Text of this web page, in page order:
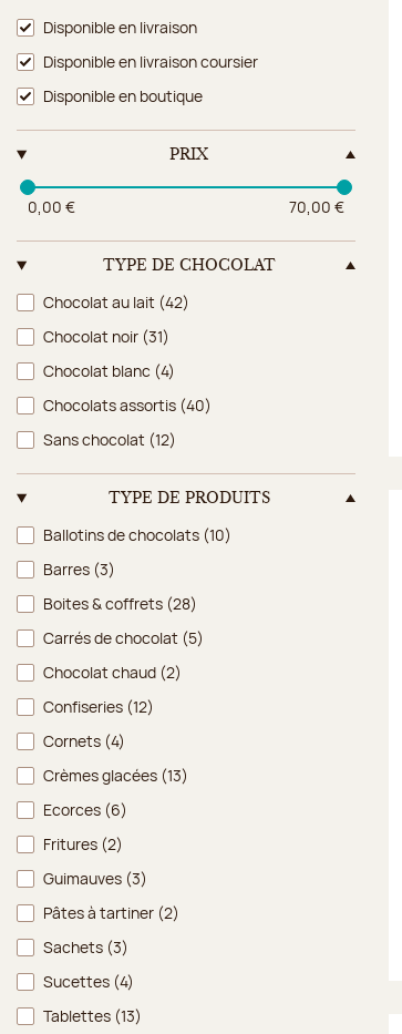
Disponibilité
Disponible en livraison
Disponible en livraison coursier
Disponible en boutique
PRIX
0,00 € 70,00 €
TYPE DE CHOCOLAT
Type de chocolat
Chocolat au lait (42)
Chocolat noir (31)
Chocolat blanc (4)
Chocolats assortis (40)
Sans chocolat (12)
TYPE DE PRODUITS
Type de produits
Ballotins de chocolats (10)
Barres (3)
Boites & coffrets (28)
Carrés de chocolat (5)
Chocolat chaud (2)
Confiseries (12)
Cornets (4)
Crèmes glacées (13)
Ecorces (6)
Fritures (2)
Guimauves (3)
Pâtes à tartiner (2)
Sachets (3)
Sucettes (4)
Tablettes (13)